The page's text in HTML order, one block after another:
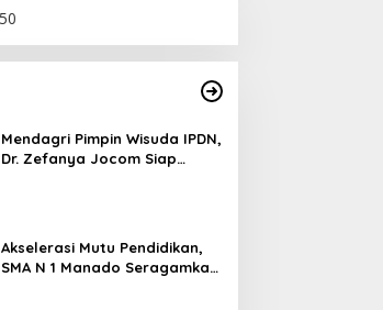
Mendagri Pimpin Wisuda IPDN,
Dr. Zefanya Jocom Siap
Akselerasi Mutu Pendidikan,
SMA N 1 Manado Seragamkan